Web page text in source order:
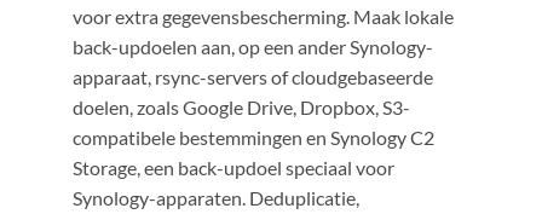
voor extra gegevensbescherming. Maak lokale
back-updoelen aan, op een ander Synology-
apparaat, rsync-servers of cloudgebaseerde
doelen, zoals Google Drive, Dropbox, S3-
compatibele bestemmingen en Synology C2
Storage, een back-updoel speciaal voor
Synology-apparaten. Deduplicatie,